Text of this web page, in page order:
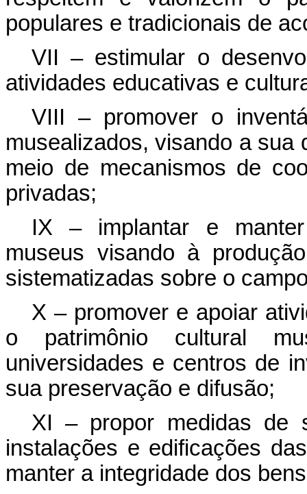
populares e tradicionais de
VII – estimular o
atividades educativas e
VIII – promover o
musealizados, visando a sua
meio de mecanismos de
privadas;
IX – implantar e
museus visando à
sistematizadas sobre o
X – promover e apoiar
o patrimônio cultural
universidades e centros de
sua preservação e difusão;
XI – propor medidas de
instalações e edificações
manter a integridade dos